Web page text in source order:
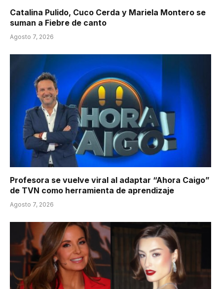
Catalina Pulido, Cuco Cerda y Mariela Montero se
suman a Fiebre de canto
Agosto 7, 2026
Profesora se vuelve viral al adaptar “Ahora Caigo”
de TVN como herramienta de aprendizaje
Agosto 7, 2026